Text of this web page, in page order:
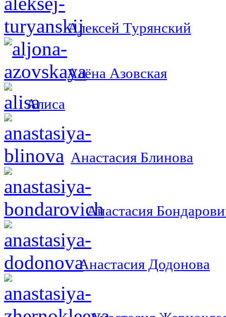
Алексей Турянский
Алёна Азовская
Алиса
Анастасия Блинова
Анастасия
Анастасия Додонова